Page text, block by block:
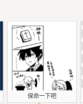
保命一下吧